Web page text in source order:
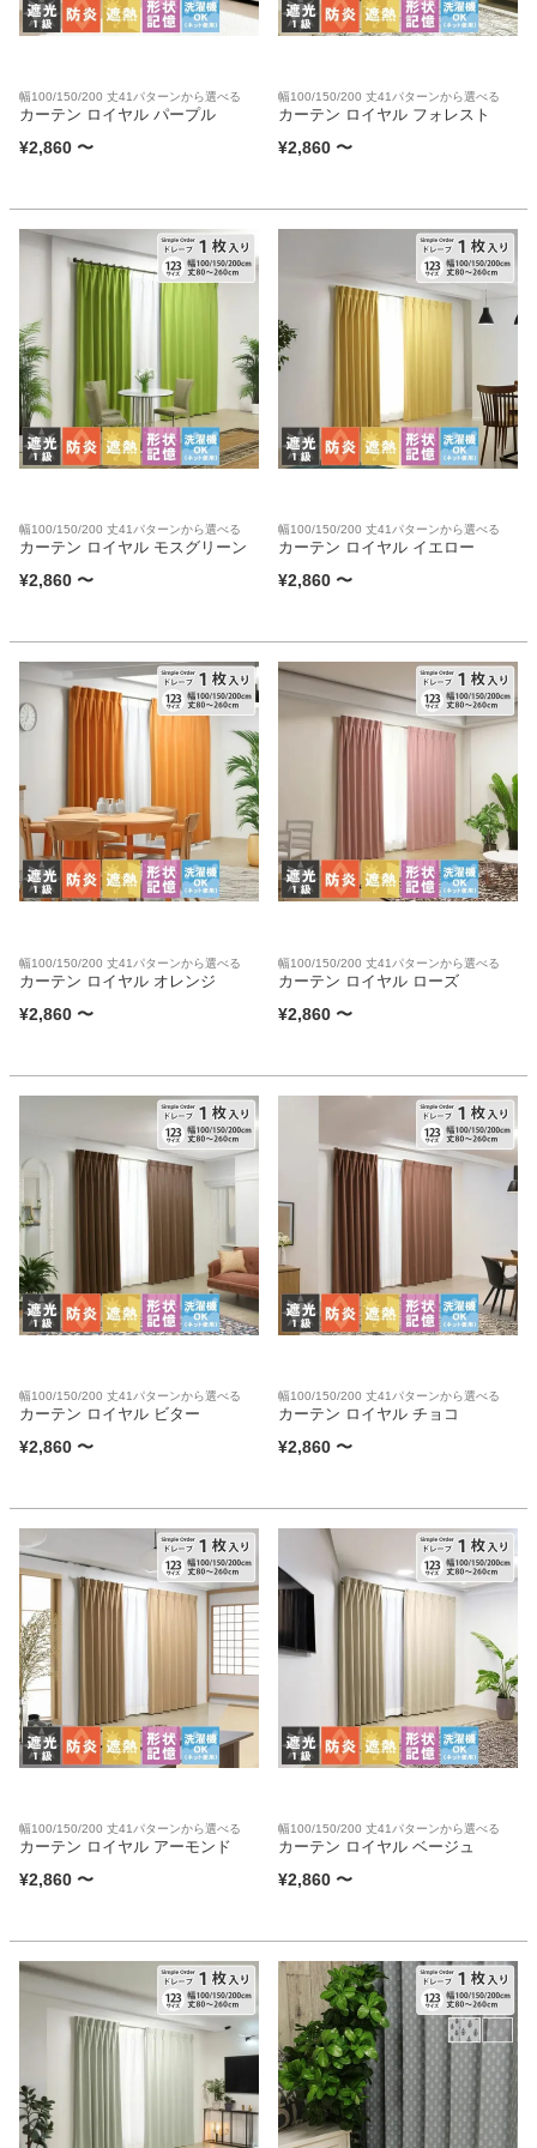
幅100/150/200 丈41パターンから選べる
カーテン ロイヤル パープル
¥2,860 〜
幅100/150/200 丈41パターンから選べる
カーテン ロイヤル フォレスト
¥2,860 〜
幅100/150/200 丈41パターンから選べる
カーテン ロイヤル モスグリーン
¥2,860 〜
幅100/150/200 丈41パターンから選べる
カーテン ロイヤル イエロー
¥2,860 〜
幅100/150/200 丈41パターンから選べる
カーテン ロイヤル オレンジ
¥2,860 〜
幅100/150/200 丈41パターンから選べる
カーテン ロイヤル ローズ
¥2,860 〜
幅100/150/200 丈41パターンから選べる
カーテン ロイヤル ビター
¥2,860 〜
幅100/150/200 丈41パターンから選べる
カーテン ロイヤル チョコ
¥2,860 〜
幅100/150/200 丈41パターンから選べる
カーテン ロイヤル アーモンド
¥2,860 〜
幅100/150/200 丈41パターンから選べる
カーテン ロイヤル ベージュ
¥2,860 〜